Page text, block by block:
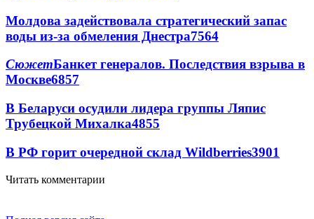
Молдова задействовала стратегический запас
воды из-за обмеления Днестра7564
СюжетБанкет генералов. Последствия взрыва в
Москве6857
В Беларуси осудили лидера группы Ляпис
Трубецкой Михалка4855
В РФ горит очередной склад Wildberries3901
Читать комментарии